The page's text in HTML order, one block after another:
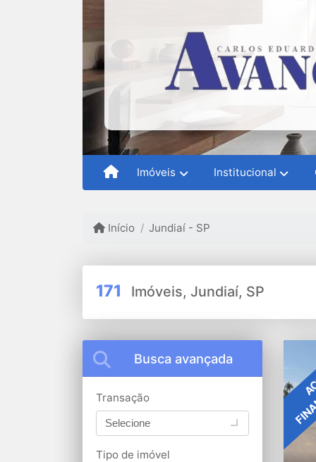
Imóveis Institucional
Início Jundiaí - SP
171 Imóveis, Jundiaí, SP
Busca avançada
Transação
Selecione
Tipo de imóvel